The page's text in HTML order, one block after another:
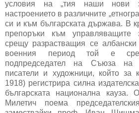
условия на „тия наши нови
настроението в различните
си и към българската държава. В
препоръки към управляващите
срещу разрастващия се
военния период той е
подпредседател на Съюза на
писатели и художници, който за
1918) регистрира силна
българската национална
Милетич поема